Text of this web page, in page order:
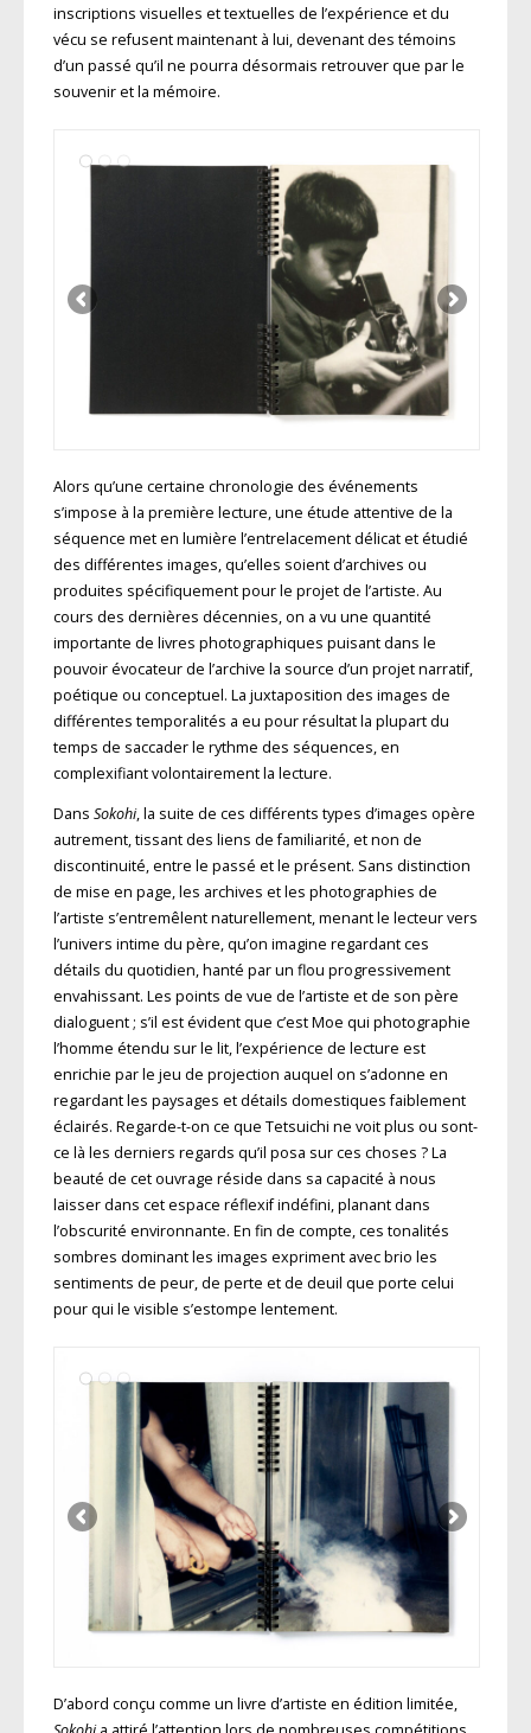
inscriptions visuelles et textuelles de l’expérience et du
vécu se refusent maintenant à lui, devenant des témoins
d’un passé qu’il ne pourra désormais retrouver que par le
souvenir et la mémoire.
Alors qu’une certaine chronologie des événements
s’impose à la première lecture, une étude attentive de la
séquence met en lumière l’entrelacement délicat et étudié
des différentes images, qu’elles soient d’archives ou
produites spécifiquement pour le projet de l’artiste. Au
cours des dernières décennies, on a vu une quantité
importante de livres photographiques puisant dans le
pouvoir évocateur de l’archive la source d’un projet narratif,
poétique ou conceptuel. La juxtaposition des images de
différentes temporalités a eu pour résultat la plupart du
temps de saccader le rythme des séquences, en
complexifiant volontairement la lecture.
Dans Sokohi, la suite de ces différents types d’images opère
autrement, tissant des liens de familiarité, et non de
discontinuité, entre le passé et le présent. Sans distinction
de mise en page, les archives et les photographies de
l’artiste s’entremêlent naturellement, menant le lecteur vers
l’univers intime du père, qu’on imagine regardant ces
détails du quotidien, hanté par un flou progressivement
envahissant. Les points de vue de l’artiste et de son père
dialoguent ; s’il est évident que c’est Moe qui photographie
l’homme étendu sur le lit, l’expérience de lecture est
enrichie par le jeu de projection auquel on s’adonne en
regardant les paysages et détails domestiques faiblement
éclairés. Regarde-t-on ce que Tetsuichi ne voit plus ou sont-
ce là les derniers regards qu’il posa sur ces choses ? La
beauté de cet ouvrage réside dans sa capacité à nous
laisser dans cet espace réflexif indéfini, planant dans
l’obscurité environnante. En fin de compte, ces tonalités
sombres dominant les images expriment avec brio les
sentiments de peur, de perte et de deuil que porte celui
pour qui le visible s’estompe lentement.
D’abord conçu comme un livre d’artiste en édition limitée,